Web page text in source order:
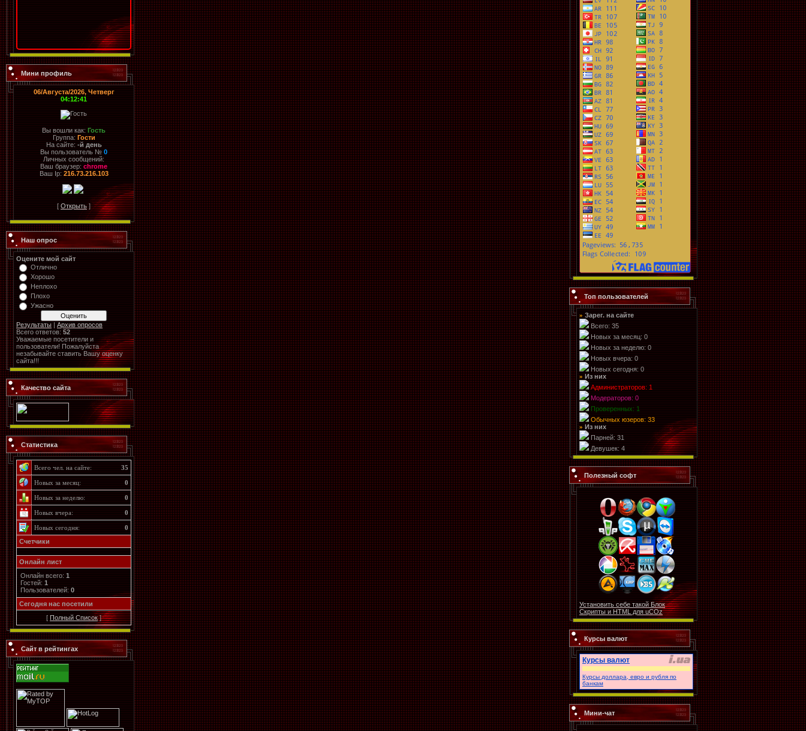
Мини профиль
06/Августа/2026, Четверг
04:12:41
Вы вошли как: Гость
Группа: Гости
На сайте: -й день
Вы пользователь № 0
Личных сообщений:
Ваш браузер: chrome
Ваш Ip:216.73.216.103
[ Открыть]
Наш опрос
Оцените мой сайт
Отлично
Хорошо
Неплохо
Плохо
Ужасно
Результаты
Архив опросов
Всего ответов: 52
Уважаемые посетители и
пользователи! Пожалуйста
незабывайте ставить Вашу оценку
сайта!!!
Качество сайта
Статистика
Всего чел. на сайте: 35
Новых за месяц: 0
Новых за неделю: 0
Новых вчера: 0
Новых сегодня:
0
Счетчики
Онлайн лист
Онлайн всего: 1
Гостей: 1
Пользователей: 0
Cегодня нас посетили
[ Полный Список]
Сайт в рейтингах
Топ пользователей
» Зарег. на сайте
Всего: 35
Новых за месяц: 0
Новых за неделю: 0
Новых вчера: 0
Новых сегодня: 0
» Из них
Администраторов: 1
Модераторов: 0
Проверенных: 1
Обычных юзеров: 33
» Из них
Парней: 31
Девушек: 4
Полезный софт
Установить себе такой Блок
Скрипты и HTML для uCOz
Курсы валют
Курсы валют
Курсы доллара, евро и рубля по
банкам
Мини-чат